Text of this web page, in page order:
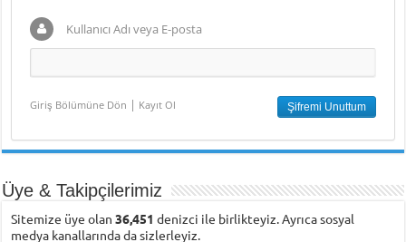
Kullanıcı Adı veya E-posta
Giriş Bölümüne Dön | Kayıt Ol
Üye & Takipçilerimiz
Sitemize üye olan36,451 denizci ile birlikteyiz. Ayrıca sosyal
medya kanallarında da sizlerleyiz.